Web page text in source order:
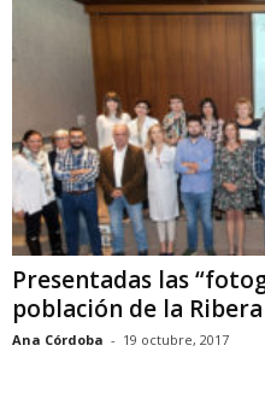
Presentadas las
población de la Ribera
Ana Córdoba - 19 octubre, 2017